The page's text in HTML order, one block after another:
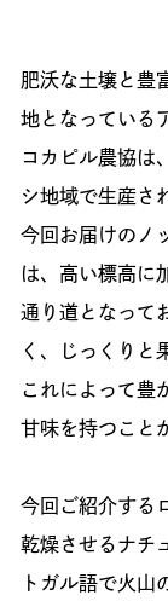
肥沃な土壌と豊
地となっている
コカピル農協は
シ地域で生産さ
今回お届けのノ
は、高い標高に
通り道となって
く、じっくりと
これによって豊
甘味を持つこと
今回ご紹介する
乾燥させるナチ
トガル語で火山